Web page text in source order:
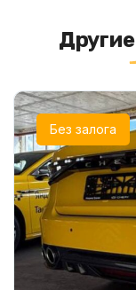
Без залога